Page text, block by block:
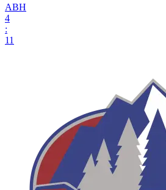
АВН
4
:
11